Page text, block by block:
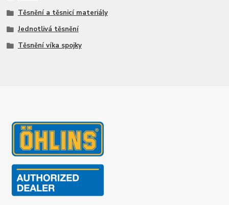
Těsnění a těsnicí materiály
Jednotlivá těsnění
Těsnění víka spojky